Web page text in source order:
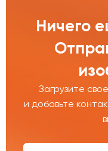
Ничего
Загрузите
и добавьте